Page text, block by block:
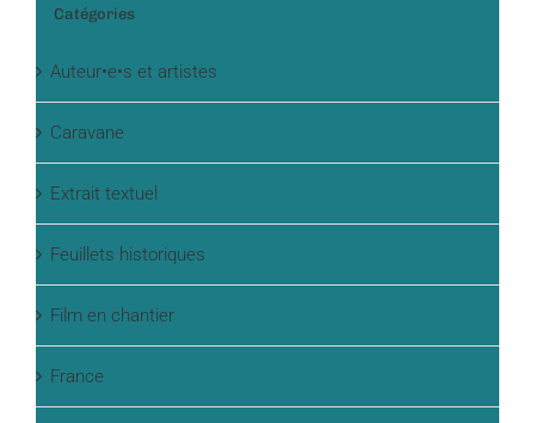
Catégories
Auteur•e•s et artistes
Caravane
Extrait textuel
Feuillets historiques
Film en chantier
France